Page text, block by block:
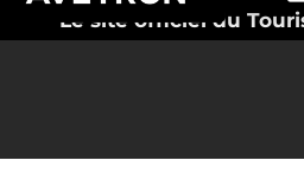
Le site officiel du